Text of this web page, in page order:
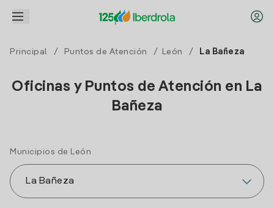
Principal / Puntos de Atención / León / La Bañeza
Oficinas y Puntos de Atención en La
Bañeza
Municipios de León